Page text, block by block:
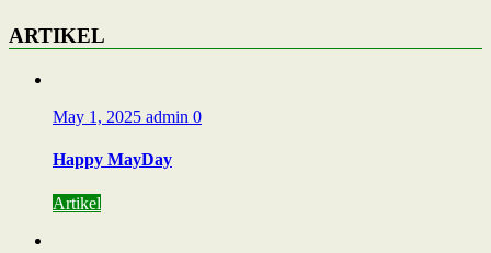
ARTIKEL
May 1, 2025 admin 0
Happy MayDay
Artikel